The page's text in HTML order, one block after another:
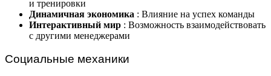
и тренировки
Динамичная экономика : Влияние на успех команды
Интерактивный мир : Возможность взаимодействовать
с другими менеджерами
Социальные механики